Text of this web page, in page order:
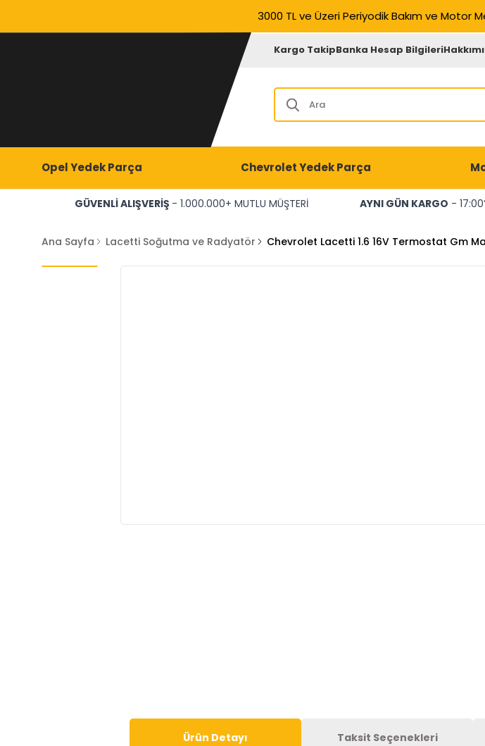
3000 TL ve Üzeri Periyodik Bakım ve Motor
Kargo TakipBanka Hesap Bilgileri
Opel Yedek Parça Chevrolet Yedek Parça
GÜVENLİ ALIŞVERİŞ - 1.000.000+ MUTLU MÜŞTERİ AYNI GÜN KARGO -
Ana Sayfa Lacetti Soğutma ve Radyatör Chevrolet Lacetti 1.6 16V Termostat Gm
Ürün Detayı Taksit Seçenekleri